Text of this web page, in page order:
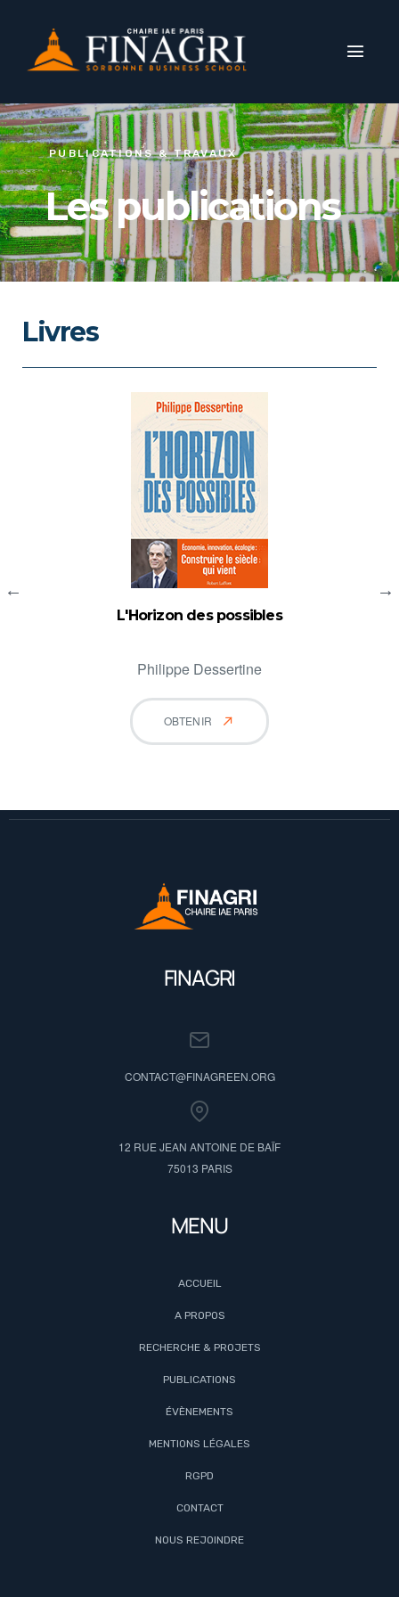
PUBLICATIONS & TRAVAUX
Les publications
Livres
L'Horizon des possibles
Philippe Dessertine
OBTENIR
FINAGRI
CONTACT@FINAGREEN.ORG
12 RUE JEAN ANTOINE DE BAÏF
75013 PARIS
MENU
ACCUEIL
A PROPOS
RECHERCHE & PROJETS
PUBLICATIONS
ÉVÈNEMENTS
MENTIONS LÉGALES
RGPD
CONTACT
NOUS REJOINDRE